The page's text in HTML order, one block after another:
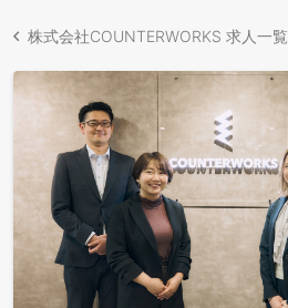
株式会社COUNTERWORKS 求人一覧